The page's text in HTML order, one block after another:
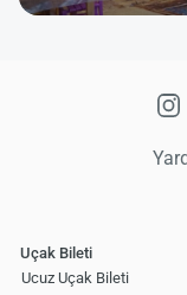
Uçak Bileti
Ucuz Uçak Bileti